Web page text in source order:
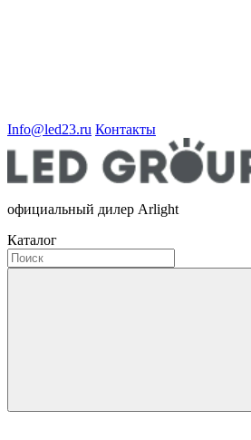
Info@led23.ru Контакты
официальный дилер Arlight
Каталог